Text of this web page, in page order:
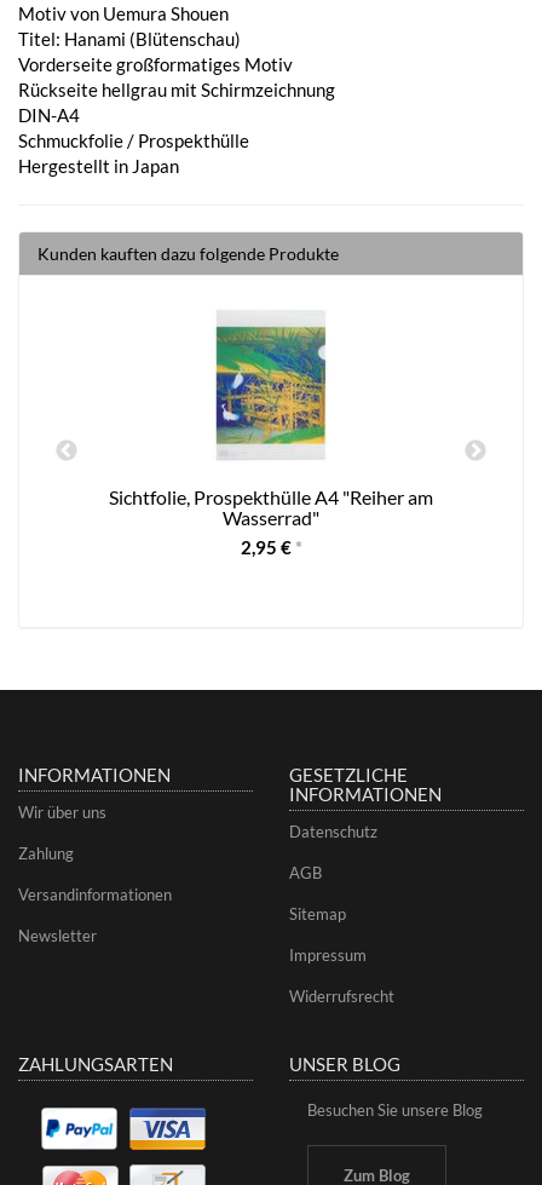
Motiv von Uemura Shouen
Titel: Hanami (Blütenschau)
Vorderseite großformatiges Motiv
Rückseite hellgrau mit Schirmzeichnung
DIN-A4
Schmuckfolie / Prospekthülle
Hergestellt in Japan
Kunden kauften dazu folgende Produkte
Sichtfolie, Prospekthülle A4 "Reiher am
Wasserrad"
2,95 € *
INFORMATIONEN
Wir über uns
Zahlung
Versandinformationen
Newsletter
GESETZLICHE
INFORMATIONEN
Datenschutz
AGB
Sitemap
Impressum
Widerrufsrecht
ZAHLUNGSARTEN UNSER BLOG
Besuchen Sie unsere Blog
Zum Blog